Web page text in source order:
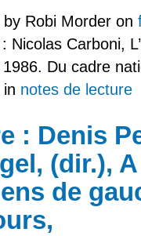
by Robi Morder on
Nicolas Carboni,
Du cadre
in notes de lecture
: Denis
(dir.),
de